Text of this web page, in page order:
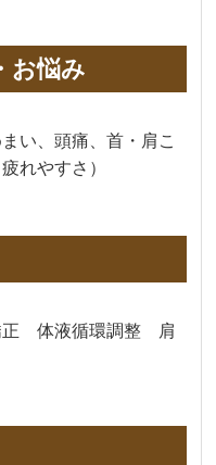
お悩み
い、頭痛、首・肩こ
れやすさ）
体液循環調整 肩